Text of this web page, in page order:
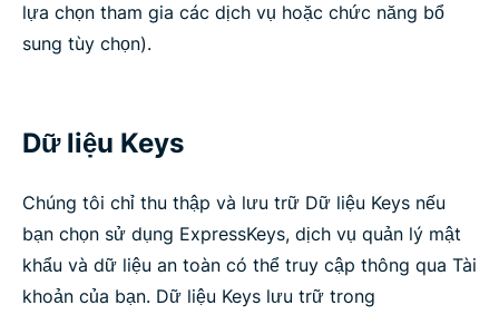
lựa chọn tham gia các dịch vụ hoặc chức năng bổ
sung tùy chọn).
Dữ liệu Keys
Chúng tôi chỉ thu thập và lưu trữ Dữ liệu Keys nếu
bạn chọn sử dụng ExpressKeys, dịch vụ quản lý mật
khẩu và dữ liệu an toàn có thể truy cập thông qua Tài
khoản của bạn. Dữ liệu Keys lưu trữ trong